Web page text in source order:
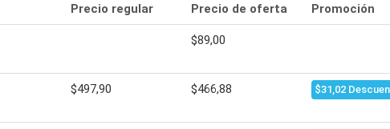
Precio regular Precio de oferta Promoción
$89,00
$497,90 $466,88 $31,02